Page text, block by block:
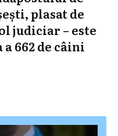
plasat de
judiciar – este
662 de câini